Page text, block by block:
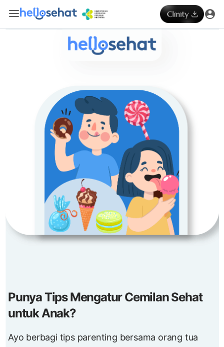
Punya Tips Mengatur Cemilan Sehat
untuk Anak?
Ayo berbagi tips parenting bersama orang tua